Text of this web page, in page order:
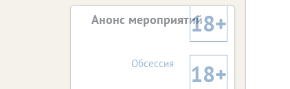
Анонс мероприятий18+
Обсессия 18+